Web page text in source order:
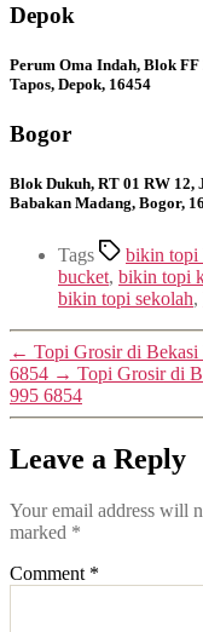
Depok
Perum Oma Indah, Blok FF
Tapos, Depok, 16454
Bogor
Blok Dukuh, RT 01 RW 12,
Babakan Madang, Bogor,
Tags bikin topi
bucket, bikin topi
bikin topi sekolah,
← Topi Grosir di Bekasi
6854 → Topi Grosir di
995 6854
Leave a Reply
Your email address will
marked *
Comment *